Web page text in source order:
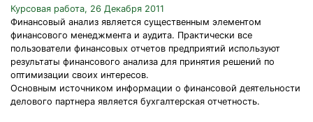
Курсовая работа, 26 Декабря 2011
Финансовый анализ является существенным элементом
финансового менеджмента и аудита. Практически все
пользователи финансовых отчетов предприятий используют
результаты финансового анализа для принятия решений по
оптимизации своих интересов.
Основным источником информации о финансовой деятельности
делового партнера является бухгалтерская отчетность.